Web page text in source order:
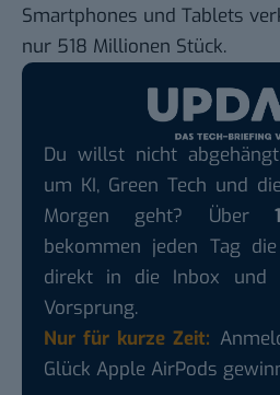
Smartphones und Tablets
nur 518 Millionen Stück.
Du willst nicht
um KI, Green Tech und
Morgen geht? Über
bekommen jeden Tag
direkt in die Inbox und
Vorsprung.
Nur für kurze Zeit:
Glück Apple AirPods